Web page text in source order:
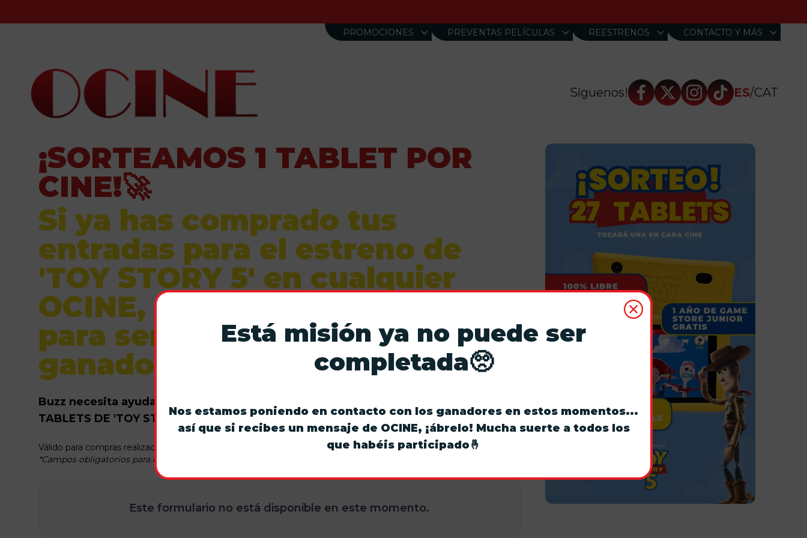
ㅤPROMOCIONESㅤ PREVENTAS PELÍCULAS REESTRENOS CONTACTO Y MÁS
Síguenos! ES/CAT
Está misión ya no puede ser
completada🥺
Nos estamos poniendo en contacto con los ganadores en estos momentos...
así que si recibes un mensaje de OCINE, ¡ábrelo! Mucha suerte a todos los
que habéis participado🤞
¡SORTEAMOS 1 TABLET POR
CINE!🚀
Si ya has comprado tus
entradas para el estreno de
'TOY STORY 5' en cualquier
OCINE, ¡corre! Lo tienes todo
para ser un@ de l@s
ganador@s🚀✨
Buzz necesita ayuda para encontrar a los próximos compañeros de aventura de ¡27
TABLETS DE 'TOY STORY'!✨
Válido para compras realizadas entre el 29 de mayo y el 28 de junio de 2026
*Campos obligatorios para enviar el formulario
Este formulario no está disponible en este momento.